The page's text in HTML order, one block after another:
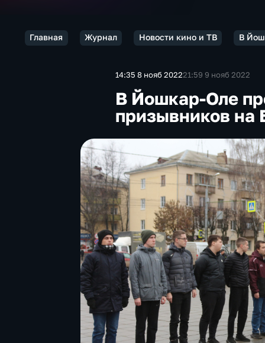
Главная Журнал Новости кино и ТВ В
14:35 8 нояб 202221:59 9 нояб 2022
В Йошкар-Оле
призывников на